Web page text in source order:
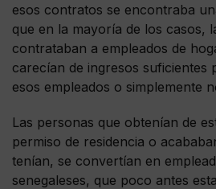
esos contratos se encontraba
que en la mayoría de los casos,
contrataban a empleados de
carecían de ingresos suficientes
esos empleados o simplemente
Las personas que obtenían de
permiso de residencia o
tenían, se convertían en
senegaleses, que poco antes